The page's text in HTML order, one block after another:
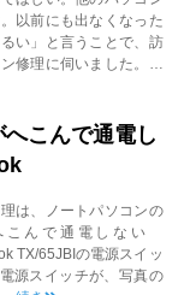
以前にも出なくなった
い」と言うことで、訪
修理に伺いました。…
こんで通電し
は、ノートパソコンの
こんで通電しない
TX/65JBIの電源スイッ
源スイッチが、写真の